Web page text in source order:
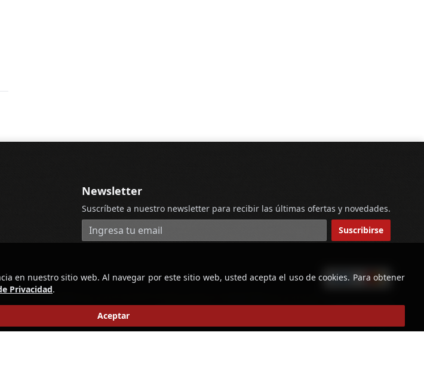
en nuestro sitio web. Al navegar por este sitio web, usted acepta el uso de cookies. Para obtener
Privacidad.
Aceptar
Newsletter
Suscríbete a nuestro newsletter para recibir las últimas ofertas y novedades.
Dirección de correo electrónico Suscribirse